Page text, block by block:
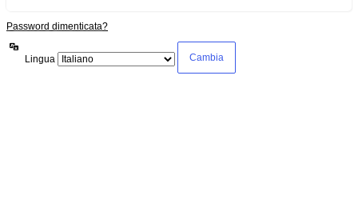
Password dimenticata?
Lingua